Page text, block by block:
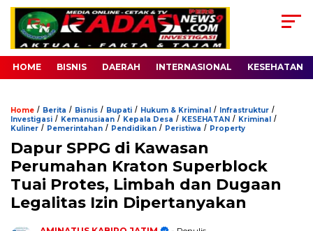
HOME BISNIS DAERAH INTERNASIONAL KESEHATAN
Home / Berita / Bisnis / Bupati / Hukum & Kriminal / Infrastruktur /
Investigasi / Kemanusiaan / Kepala Desa / KESEHATAN / Kriminal /
Kuliner / Pemerintahan / Pendidikan / Peristiwa / Property
Dapur SPPG di Kawasan
Perumahan Kraton Superblock
Tuai Protes, Limbah dan Dugaan
Legalitas Izin Dipertanyakan